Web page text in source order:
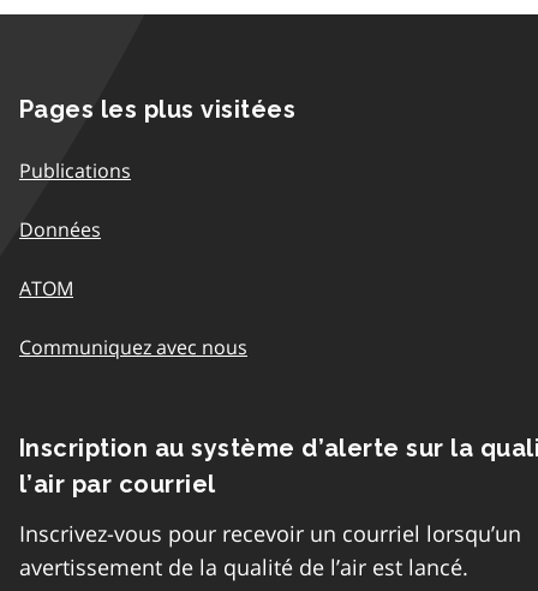
Pages les plus visitées
Publications
Données
ATOM
Communiquez avec nous
Inscription au système d’alerte sur la
l’air par courriel
Inscrivez-vous pour recevoir un courriel lorsqu’un
avertissement de la qualité de l’air est lancé.